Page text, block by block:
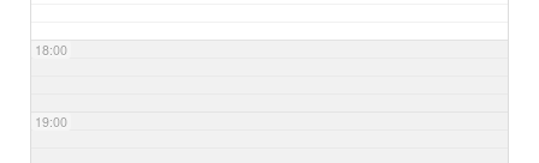
18:00
19:00